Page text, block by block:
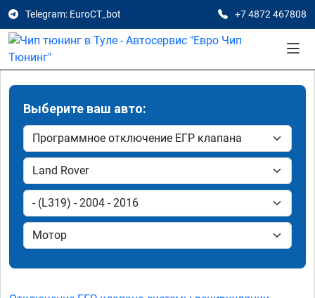
Telegram: EuroCT_bot +7 4872 467808
Выберите ваш авто: